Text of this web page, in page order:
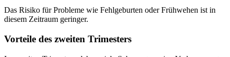
Das Risiko für Probleme wie Fehlgeburten oder Frühwehen ist in
diesem Zeitraum geringer.
Vorteile des zweiten Trimesters